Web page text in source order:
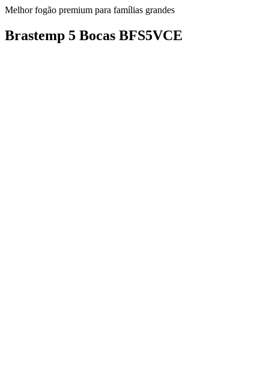
Melhor fogão premium para famílias grandes
Brastemp 5 Bocas BFS5VCE